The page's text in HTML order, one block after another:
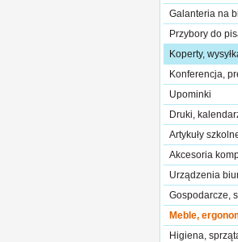
Galanteria na
Przybory do
Koperty,
Konferencja,
Upominki
Druki,
Artykuły
Akcesoria
Urządzenia
Gospodarcze,
Meble,
Higiena,